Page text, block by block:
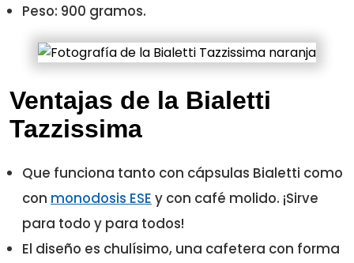
Peso: 900 gramos.
Ventajas de la Bialetti
Tazzissima
Que funciona tanto con cápsulas Bialetti como
con monodosis ESE y con café molido. ¡Sirve
para todo y para todos!
El diseño es chulísimo, una cafetera con forma